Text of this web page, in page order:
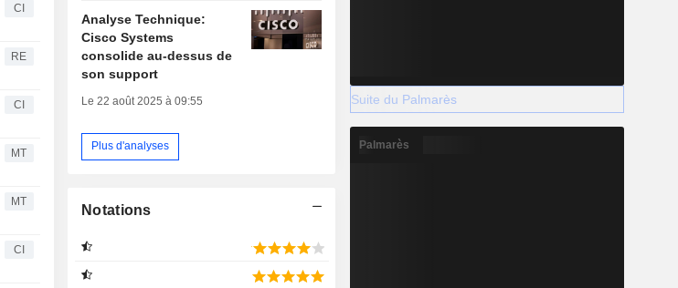
CI
RE
CI
MT
MT
CI
Analyse Technique:
Cisco Systems
consolide au-dessus de
son support
Le 22 août 2025 à 09:55
Plus d'analyses
Notations
Suite du Palmarès
Palmarès